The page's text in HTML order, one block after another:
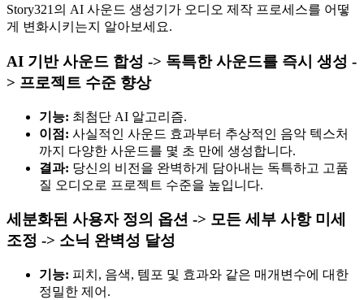
Story321의 AI 사운드 생성기가 오디오 제작 프로세스를 어떻
게 변화시키는지 알아보세요.
AI 기반 사운드 합성 -> 독특한 사운드를 즉시 생성 -
> 프로젝트 수준 향상
기능: 최첨단 AI 알고리즘.
이점: 사실적인 사운드 효과부터 추상적인 음악 텍스처
까지 다양한 사운드를 몇 초 만에 생성합니다.
결과: 당신의 비전을 완벽하게 담아내는 독특하고 고품
질 오디오로 프로젝트 수준을 높입니다.
세분화된 사용자 정의 옵션 -> 모든 세부 사항 미세
조정 -> 소닉 완벽성 달성
기능: 피치, 음색, 템포 및 효과와 같은 매개변수에 대한
정밀한 제어.